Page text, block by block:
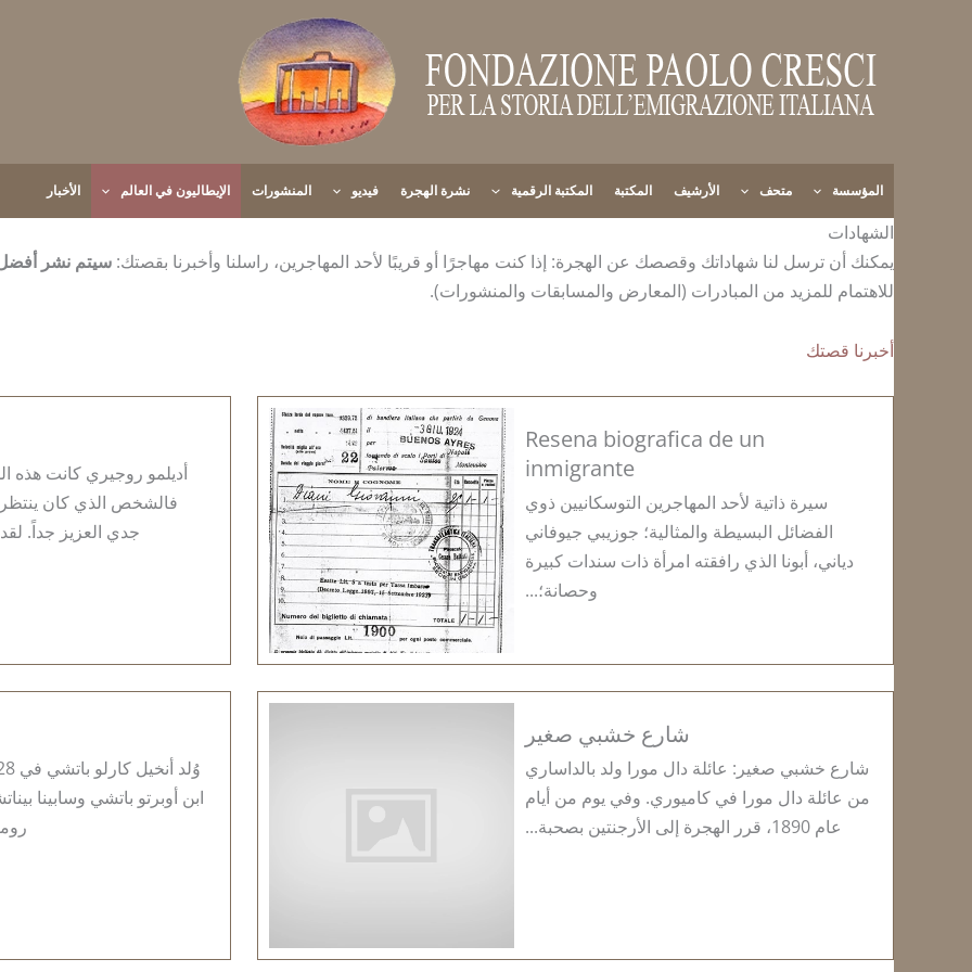
المؤسسة متحف الأرشيف المكتبة المكتبة الرقمية نشرة الهجرة فيديو المنشورات الإيطاليون في العالم الأخبار
الشهادات
يمكنك أن ترسل لنا شهاداتك وقصصك عن الهجرة: إذا كنت مهاجرًا أو قريبًا لأحد المهاجرين، راسلنا وأخبرنا بقصتك: سيتم نشر
للاهتمام للمزيد من المبادرات (المعارض والمسابقات والمنشورات).
أخبرنا قصتك
Resena biografica de un
inmigrante
سيرة ذاتية لأحد المهاجرين التوسكانيين ذوي
الفضائل البسيطة والمثالية؛ جوزيبي جيوفاني
دياني، أبونا الذي رافقته امرأة ذات سندات كبيرة
وحصانة؛...
أديلمو روجيري كانت هذه
فالشخص الذي كان
جدي العزيز جداً.
شارع خشبي صغير
شارع خشبي صغير: عائلة دال مورا ولد بالداساري
من عائلة دال مورا في كاميوري. وفي يوم من أيام
عام 1890، قرر الهجرة إلى الأرجنتين بصحبة...
ابن أوبرتو باتشي وسابينا